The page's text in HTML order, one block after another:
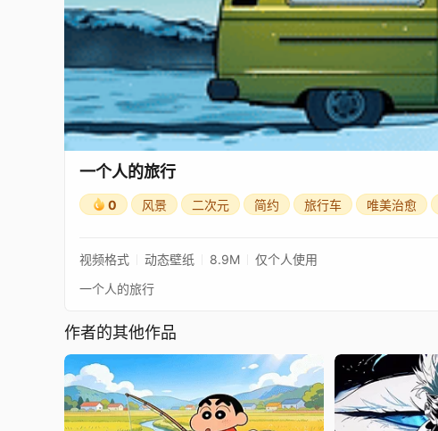
一个人的旅行
0 风景 二次元 简约 旅行车 唯美治愈
视频格式 动态壁纸 8.9M 仅个人使用
一个人的旅行
作者的其他作品